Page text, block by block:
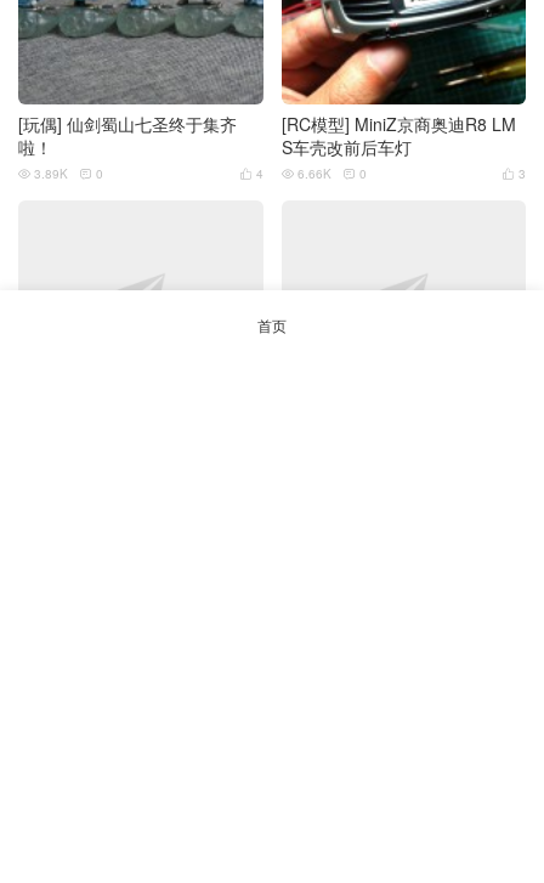
[玩偶] 仙剑蜀山七圣终于集齐
啦！
 4
 3.89K  0
[RC模型] MiniZ京商奥迪R8 LM
S车壳改前后车灯
 3
 6.66K  0
首页